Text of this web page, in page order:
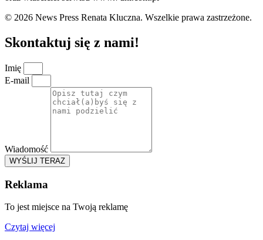
© 2026 News Press Renata Kluczna. Wszelkie prawa zastrzeżone.
Skontaktuj się z nami!
Imię
E-mail
Wiadomość
WYŚLIJ TERAZ
Reklama
To jest miejsce na Twoją reklamę
Czytaj więcej